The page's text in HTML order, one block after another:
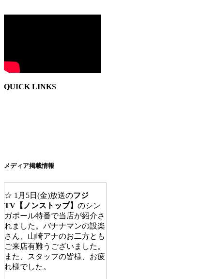
QUICK LINKS
メディア掲載情報
☆ 1月5日(金)放送のフジ
TV【ノンストップ】 のシン
ガポール特番で当店が紹介さ
れました。バナナマンの設楽
さん、山崎アナのお二方とも
ご来店有難うございました。
また、スタッフの皆様、お疲
れ様でした。